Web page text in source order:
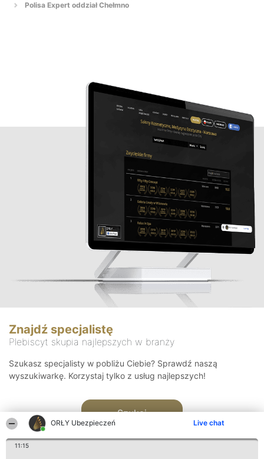
ORŁY Ubezpieczeń Live chat
11:15
Polisa Expert oddział Chełmno
Znajdź specjalistę
Plebiscyt skupia najlepszych w branży
Szukasz specjalisty w pobliżu Ciebie? Sprawdź naszą
wyszukiwarkę. Korzystaj tylko z usług najlepszych!
Szukaj